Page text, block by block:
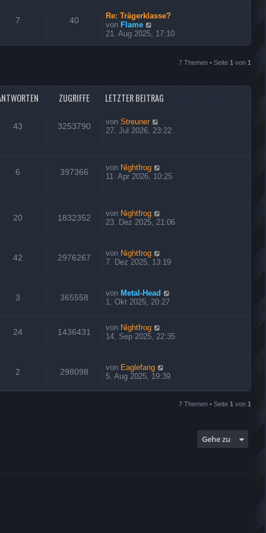
7 40
Re: Trägerklasse?
von Flame
e
r
B
e
t
r
21. Aug 2025, 17:10
7 Themen • Seite 1 von 1
ZUGRIFFE LETZTER BEITRAG
43 3253790 von Streuner
27. Jul 2026, 23:22
6 397366 von Nightfrog
11. Apr 2026, 10:25
20 1832352 von Nightfrog
23. Dez 2025, 21:06
42 2976267 von Nightfrog
7. Dez 2025, 13:19
3 365558 von Metal-Head
1. Okt 2025, 20:27
24 1436431 von Nightfrog
14. Sep 2025, 22:35
2 298098 von Eaglefang
5. Aug 2025, 19:39
7 Themen • Seite 1 von 1
Gehe zu